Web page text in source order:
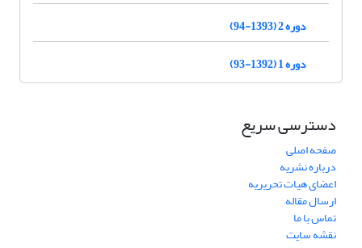
دوره 2 (1393-94)
دوره 1 (1392-93)
دسترسی سریع
صفحه اصلی
درباره نشریه
اعضای هیات تحریریه
ارسال مقاله
تماس با ما
نقشه سایت